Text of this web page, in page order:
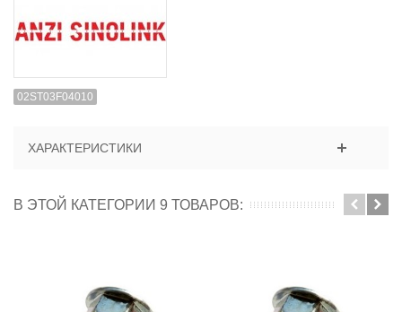
02ST03F04010
ХАРАКТЕРИСТИКИ
В ЭТОЙ КАТЕГОРИИ 9 ТОВАРОВ: